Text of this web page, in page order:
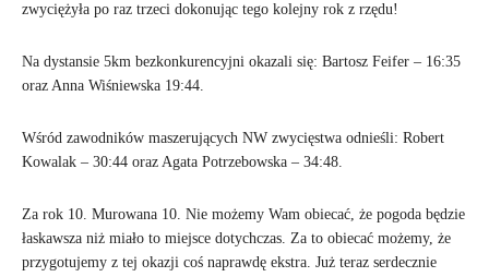
zwyciężyła po raz trzeci dokonując tego kolejny rok z rzędu!
Na dystansie 5km bezkonkurencyjni okazali się: Bartosz Feifer – 16:35
oraz Anna Wiśniewska 19:44.
Wśród zawodników maszerujących NW zwycięstwa odnieśli: Robert
Kowalak – 30:44 oraz Agata Potrzebowska – 34:48.
Za rok 10. Murowana 10. Nie możemy Wam obiecać, że pogoda będzie
łaskawsza niż miało to miejsce dotychczas. Za to obiecać możemy, że
przygotujemy z tej okazji coś naprawdę ekstra. Już teraz serdecznie